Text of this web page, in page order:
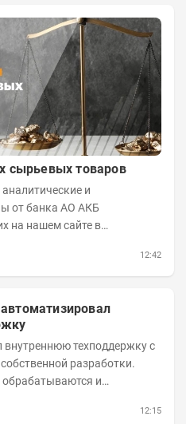
сырьевых товаров
и
от банка АО АКБ
на нашем сайте в
12:42
техподдержку с
разработки.
обрабатываются и
12:15